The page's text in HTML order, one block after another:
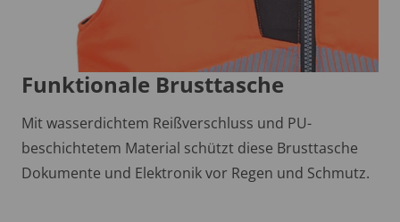
Funktionale Brusttasche
Mit wasserdichtem Reißverschluss und PU-
beschichtetem Material schützt diese Brusttasche
Dokumente und Elektronik vor Regen und Schmutz.